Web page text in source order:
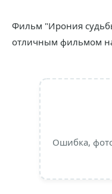
Фильм "Ирония
отличным фильмом
Ошибка,